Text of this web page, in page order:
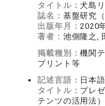
タイトル：犬島
誌名： 基盤研究
出版年月：2020
著者： 池側隆之,
掲載種別：機関
プリント等
記述言語： 日本語
タイトル： プレ
テンツの活用法）